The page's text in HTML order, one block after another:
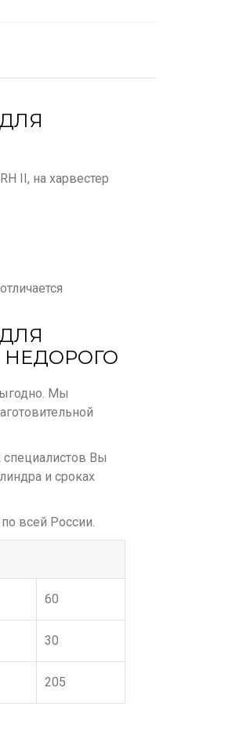
II, на харвестер
НЕДОРОГО
Мы
Вы
и сроках
всей России.
60
30
205